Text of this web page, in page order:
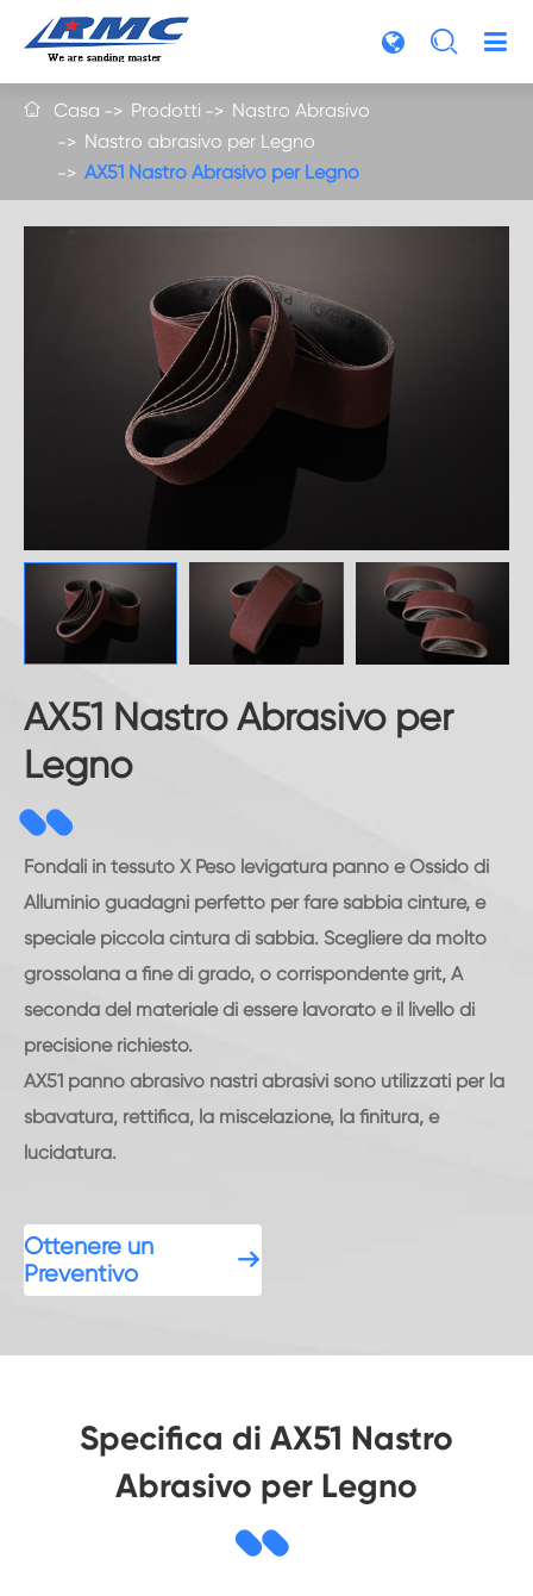

 Casa Prodotti
Nastro Abrasivo
Nastro abrasivo per Legno
AX51 Nastro Abrasivo per Legno
AX51 Nastro Abrasivo per
Legno
Fondali in tessuto X Peso levigatura panno e Ossido di
Alluminio guadagni perfetto per fare sabbia cinture, e
speciale piccola cintura di sabbia. Scegliere da molto
grossolana a fine di grado, o corrispondente grit, A
seconda del materiale di essere lavorato e il livello di
precisione richiesto.
AX51 panno abrasivo nastri abrasivi sono utilizzati per la
sbavatura, rettifica, la miscelazione, la finitura, e
lucidatura.
Ottenere un
Preventivo

Specifica di AX51 Nastro
Abrasivo per Legno